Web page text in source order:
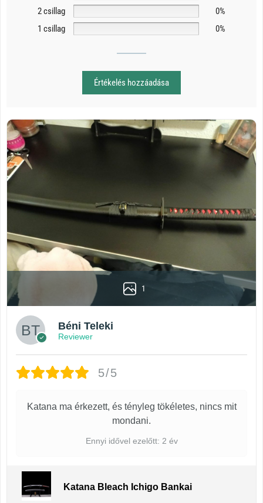
2 csillag
0%
1 csillag
0%
Értékelés hozzáadása
1
Béni Teleki
Reviewer
5/5
Katana ma érkezett, és tényleg tökéletes, nincs mit
mondani.
Ennyi idővel ezelőtt: 2 év
Katana Bleach Ichigo Bankai